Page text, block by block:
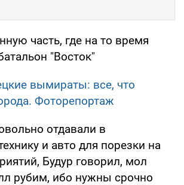
часть, где на то время
"Восток"
вымираты: все, что
Фоторепортаж
отдавали в
и авто для порезки на
Будур говорил, мол
рубим, ибо нужны срочно